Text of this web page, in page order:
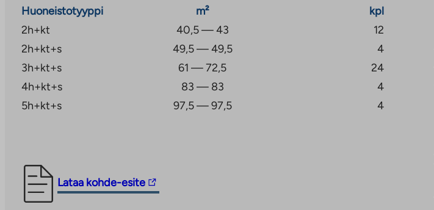
Asuinhuoneiden lattiat ovat laminaattia ja kylpyhuoneet laatoitettuja, mikä
tekee kodeista viihtyisiä ja helppohoitoisia. Kohteessa on
käyttövastikkeeseen.
Huoneistotyyppi m²
kpl
2h+kt
40,5 — 43
12
2h+kt+s
49,5 — 49,5
4
3h+kt+s
61 — 72,5
24
4h+kt+s
83 — 83
4
5h+kt+s
97,5 — 97,5 4
Lataa kohde-esite
Linkki